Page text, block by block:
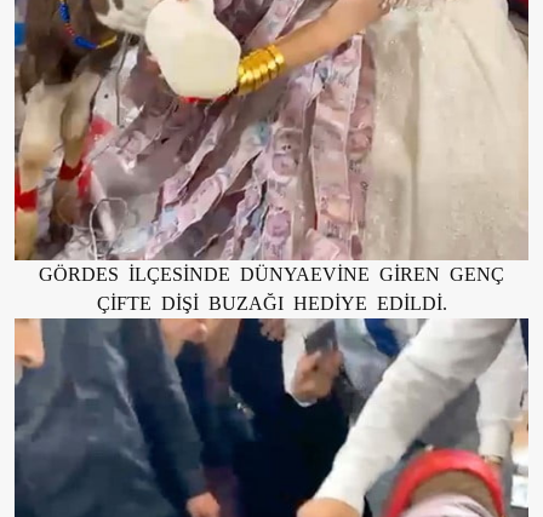
GÖRDES İLÇESİNDE DÜNYAEVİNE GİREN GENÇ
ÇİFTE DİŞİ BUZAĞI HEDİYE EDİLDİ.